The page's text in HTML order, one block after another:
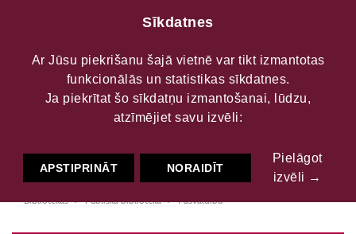
Cēsu novada Liepas
pagasta bibliotēka
Bibliotēkas Publiskā bibliotēka Pašvaldību
Sīkdatnes
Ar Jūsu piekrišanu šajā vietnē var tikt izmantotas
funkcionālās un statistikas sīkdatnes.
Ja piekrītat šo sīkdatņu izmantošanai, lūdzu,
atzīmējiet savu izvēli:
APSTIPRINĀT NORAIDĪT
Pielāgot
izvēli →